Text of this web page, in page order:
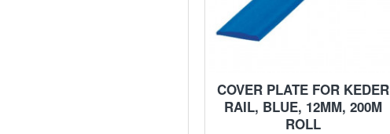
COVER PLATE FOR KEDER
RAIL, BLUE, 12MM, 200M
ROLL